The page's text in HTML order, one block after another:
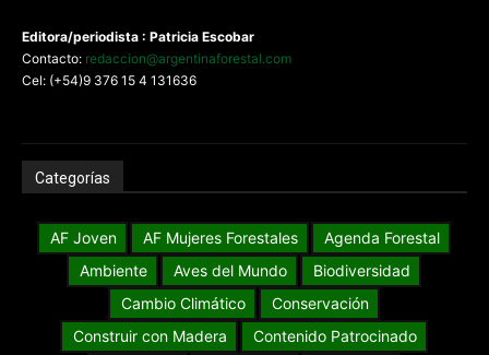
Editora/periodista : Patricia Escobar
Contacto: redaccion@argentinaforestal.com
Cel: (+54)9 376 15 4 131636
Categorías
AF Joven AF Mujeres Forestales
Agenda Forestal
Ambiente
Aves del Mundo
Biodiversidad
Cambio Climático
Conservación
Construir con Madera
Contenido Patrocinado